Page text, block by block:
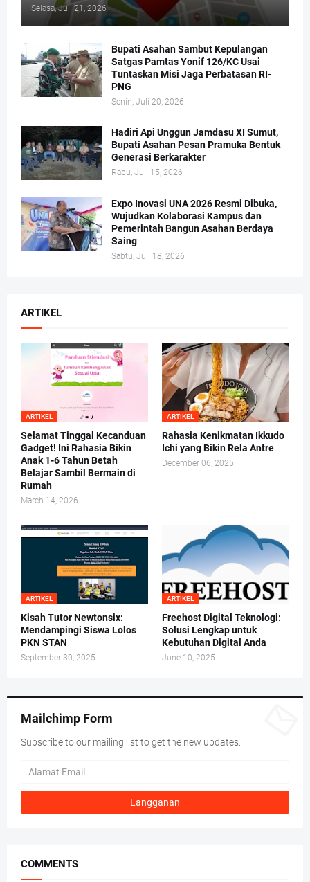
Selasa, Juli 21, 2026
Bupati Asahan Sambut Kepulangan
Satgas Pamtas Yonif 126/KC Usai
Tuntaskan Misi Jaga Perbatasan RI-
PNG
Senin, Juli 20, 2026
Hadiri Api Unggun Jamdasu XI Sumut,
Bupati Asahan Pesan Pramuka Bentuk
Generasi Berkarakter
Rabu, Juli 15, 2026
Expo Inovasi UNA 2026 Resmi Dibuka,
Wujudkan Kolaborasi Kampus dan
Pemerintah Bangun Asahan Berdaya
Saing
Sabtu, Juli 18, 2026
ARTIKEL
ARTIKEL
Selamat Tinggal Kecanduan
Gadget! Ini Rahasia Bikin
Anak 1-6 Tahun Betah
Belajar Sambil Bermain di
Rumah
March 14, 2026
ARTIKEL
Rahasia Kenikmatan Ikkudo
Ichi yang Bikin Rela Antre
December 06, 2025
ARTIKEL
Kisah Tutor Newtonsix:
Mendampingi Siswa Lolos
PKN STAN
September 30, 2025
ARTIKEL
Freehost Digital Teknologi:
Solusi Lengkap untuk
Kebutuhan Digital Anda
June 10, 2025
Mailchimp Form
Subscribe to our mailing list to get the new updates.
COMMENTS